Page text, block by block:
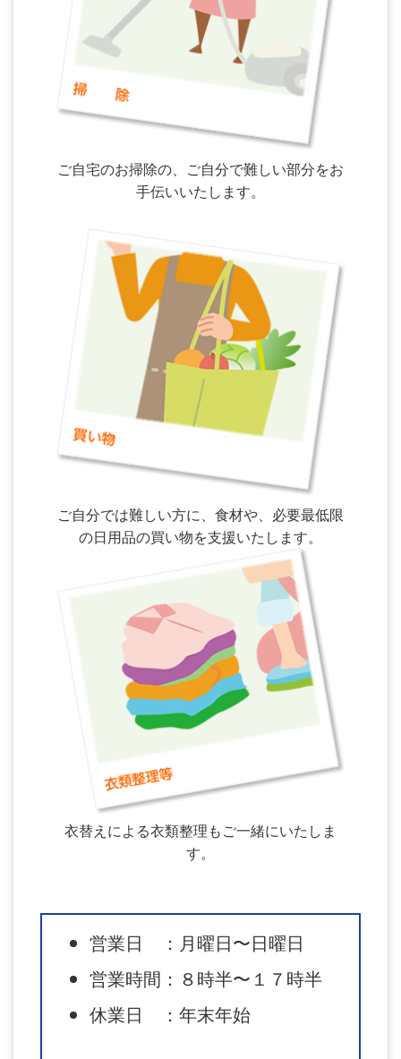
ご自宅のお掃除の、ご自分で難しい部分をお
手伝いいたします。
ご自分では難しい方に、食材や、必要最低限
の日用品の買い物を支援いたします。
衣替えによる衣類整理もご一緒にいたしま
す。
営業日 ：月曜日〜日曜日
営業時間：８時半〜１７時半
休業日 ：年末年始